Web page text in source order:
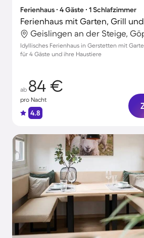
Ferienhaus ∙ 4 Gäste ∙ 1 Schlafzimmer
Idyllisches Ferienhaus in Gerstetten mit
für 4 Gäste und ihre Haustiere
ab 84 €
pro Nacht
4.8